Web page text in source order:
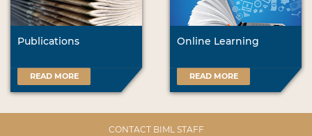
Publications
READ MORE
Online Learning
READ MORE
CONTACT BIML STAFF